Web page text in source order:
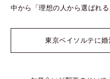
中から「理想の人から選ばれ
東京ベイソルテに